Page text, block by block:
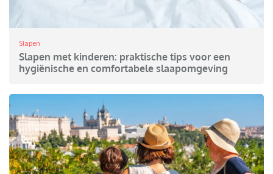
Slapen
Slapen met kinderen: praktische tips voor een
hygiënische en comfortabele slaapomgeving